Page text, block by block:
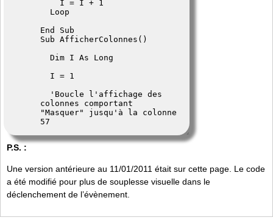
P.S. :
Une version antérieure au 11/01/2011 était sur cette page. Le code
a été modifié pour plus de souplesse visuelle dans le
déclenchement de l’évènement.